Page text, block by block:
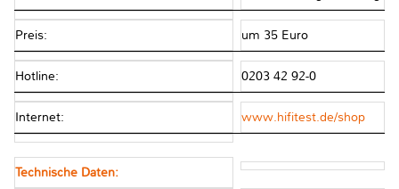
Preis: um 35 Euro
Hotline: 0203 42 92-0
Internet: www.hifitest.de/shop
Technische Daten: